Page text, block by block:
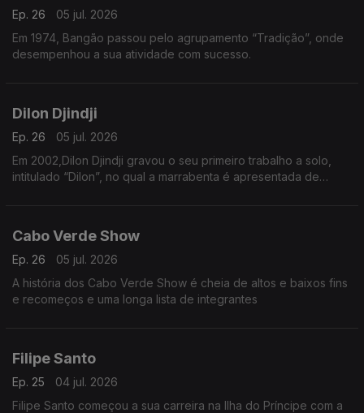
Ep. 26
05 jul. 2026
Em 1974, Bangão passou pelo agrupamento “Tradição”, onde
desempenhou a sua atividade com sucesso.
Dilon Djindji
Ep. 26
05 jul. 2026
Em 2002,Dilon Djindji gravou o seu primeiro trabalho a solo,
intitulado “Dilon”, no qual a marrabenta é apresentada de
Cabo Verde Show
Ep. 26
05 jul. 2026
A história dos Cabo Verde Show é cheia de altos e baixos fins
e recomeços e uma longa lista de integrantes
Filipe Santo
Ep. 25
04 jul. 2026
Filipe Santo começou a sua carreira na Ilha do Príncipe com a